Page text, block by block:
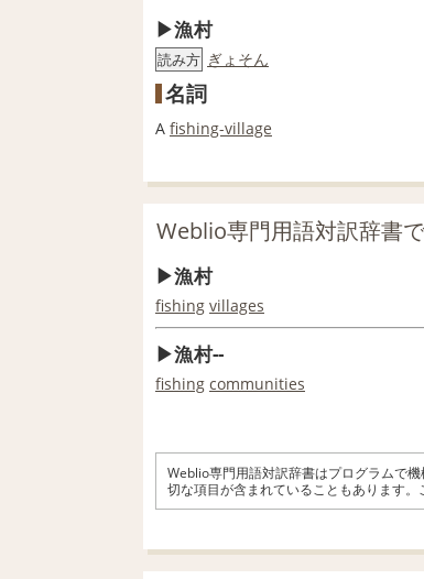
漁村
読み方 ぎょそん
名詞
A fishing-village
Weblio専門用語対訳辞書
漁村
fishing villages
漁村--
fishing communities
Weblio専門用語対訳辞書はプログラムで
切な項目が含まれていることもあります。